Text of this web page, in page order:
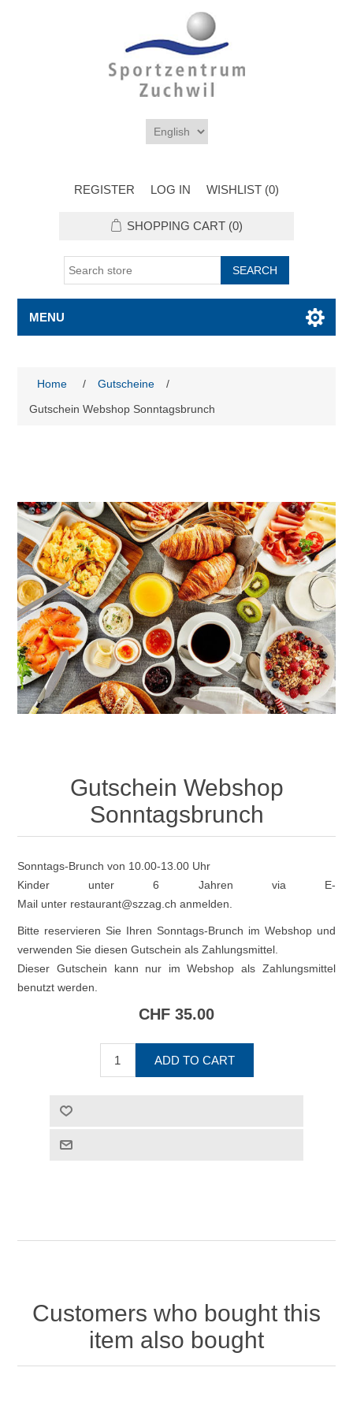
REGISTER LOG IN WISHLIST (0)
SHOPPING CART (0)
MENU
Home / Gutscheine
/
Gutschein Webshop Sonntagsbrunch
Gutschein Webshop
Sonntagsbrunch
Sonntags-Brunch von 10.00-13.00 Uhr
Kinder unter 6 Jahren via E-
Mail unter restaurant@szzag.ch anmelden.
Bitte reservieren Sie Ihren Sonntags-Brunch im Webshop und
verwenden Sie diesen Gutschein als Zahlungsmittel.
Dieser Gutschein kann nur im Webshop als Zahlungsmittel
benutzt werden.
CHF 35.00
Customers who bought this
item also bought